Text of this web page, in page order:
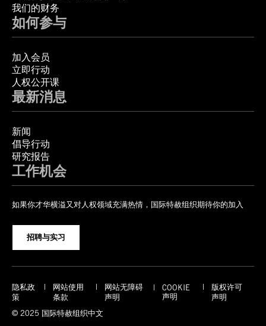
我们的财务
如何参与
加入会员
立即行动
人权公开课
最新消息
新闻
倡导行动
研究报告
工作机会
如果你才华横溢又对人权领域充满热情，国际特赦组织期待你的加入
招聘与实习
隐私政
策
网站使用
条款
网站无障碍
声明
COOKIE
声明
版权许可
声明
© 2025 国际特赦组织中文